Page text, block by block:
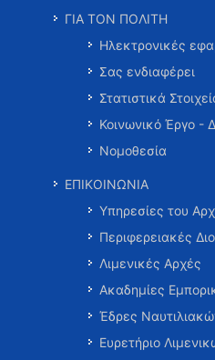
ΓΙΑ ΤΟΝ ΠΟΛΙΤΗ
Ηλεκτρονικές
Σας ενδιαφέρει
Στατιστικά
Κοινωνικό Έργο -
Νομοθεσία
ΕΠΙΚΟΙΝΩΝΙΑ
Υπηρεσίες του
Περιφερειακές
Λιμενικές Αρχές
Ακαδημίες
Έδρες
Ευρετήριο